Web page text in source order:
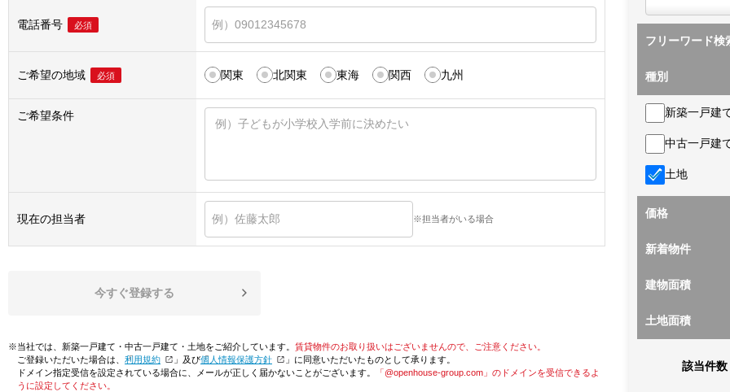
電話番号 必須
ご希望の地域 必須 関東 北関東 東海 関西 九州
ご希望条件
現在の担当者 ※担当者がいる場合
今すぐ登録する
※当社では、新築一戸建て・中古一戸建て・土地をご紹介しています。 賃貸物件のお取り扱いはございませんので、ご注意ください。
ご登録いただいた場合は、「利用規約 」及び「個人情報保護方針
」に同意いただいたものとして承ります。
ドメイン指定受信を設定されている場合に、メールが正しく届かないことがございます。
「@openhouse-group.com」のドメインを受信できるよ
うに設定してください。
フリーワード検
種別
新築一戸建
中古一戸建
土地
価格
新着物件
建物面積
土地面積
該当件数